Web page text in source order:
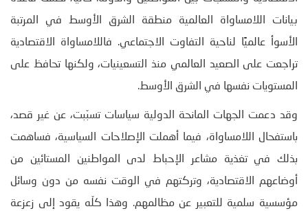
بيانات اللامساواة العالمية منطقة الشرق الأوسط في المرتبة
الأسوأ عالميًا لناحية التفاوت الاجتماعي. فاللامساواة الاقتصادية
تراجعت على الصعيد العالمي منذ التسعينيات، ولكنها تحافظ على
المستويات نفسها في الشرق الأوسط.
وقد دعمت الجهات المانحة الدولية سياسات تسبّبت، عن غير قصد،
باستفحال اللامساواة، فيما أهملت الإصلاحات السياسية، فساهمت
بذلك في تغذية مشاعر الإحباط لدى المواطنين المستائين من
أوضاعهم الاقتصادية، وتركتهم في الوقت نفسه من دون وسائل
مؤسسية سلمية للتعبير عن مظالمهم. وهذا كلّه يقود إلى زعزعة